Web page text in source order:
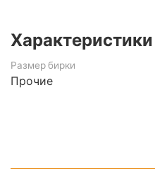
Характеристики
Размер бирки
Прочие